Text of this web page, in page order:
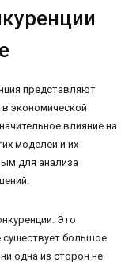
представляют
экономической
влияние на
моделей и их
для анализа
Это
существует большое
одна из сторон не